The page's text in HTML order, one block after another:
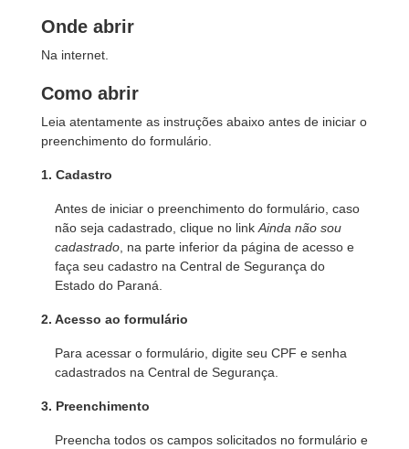
Onde abrir
Na internet.
Como abrir
Leia atentamente as instruções abaixo antes de iniciar o
preenchimento do formulário.
1. Cadastro
Antes de iniciar o preenchimento do formulário, caso
não seja cadastrado, clique no link Ainda não sou
cadastrado , na parte inferior da página de acesso e
faça seu cadastro na Central de Segurança do
Estado do Paraná.
2. Acesso ao formulário
Para acessar o formulário, digite seu CPF e senha
cadastrados na Central de Segurança.
3. Preenchimento
Preencha todos os campos solicitados no formulário e